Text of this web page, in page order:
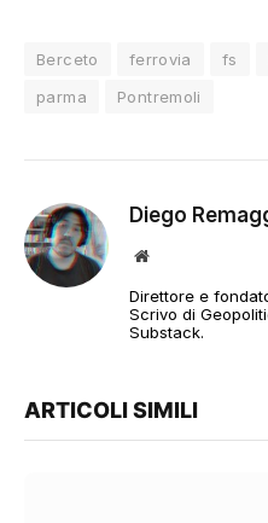
Berceto ferrovia fs
parma
Pontremoli
Diego
Sito
Direttore e
Scrivo di
Substack.
ARTICOLI SIMILI